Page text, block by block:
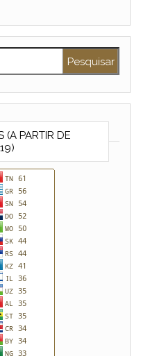
(A PARTIR DE